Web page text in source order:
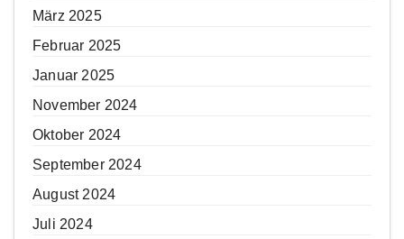
März 2025
Februar 2025
Januar 2025
November 2024
Oktober 2024
September 2024
August 2024
Juli 2024